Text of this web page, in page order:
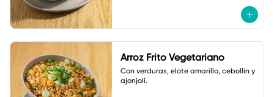
Arroz Frito Vegetariano
Con verduras, elote amarillo, cebollín y
ajonjolí.